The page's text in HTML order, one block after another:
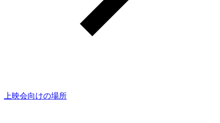
上映会向けの場所